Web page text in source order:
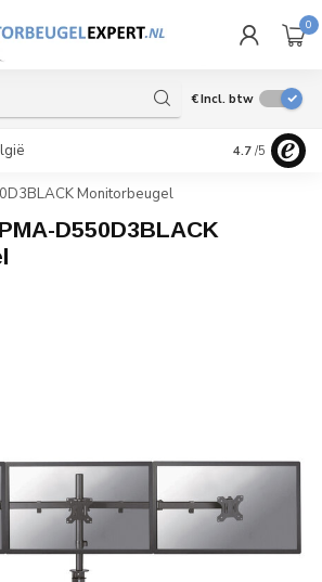
0
€Incl. btw
Snelle
4.7 /5
Monitorbeugel
D550D3BLACK